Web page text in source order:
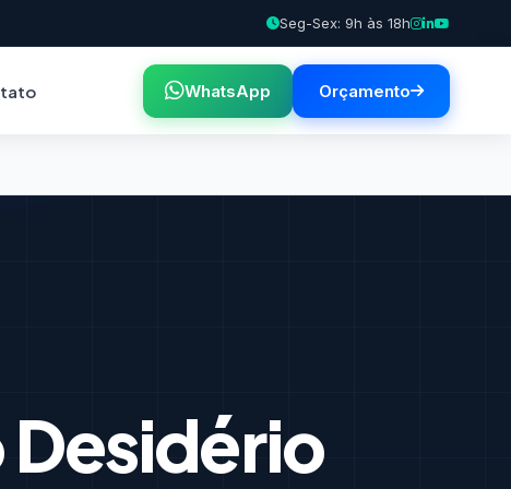
Seg-Sex: 9h às 18h
WhatsApp Orçamento
Desidério